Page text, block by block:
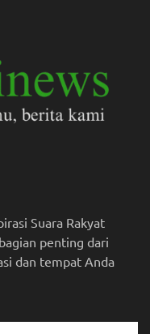
Suara Rakyat
penting dari
dan tempat Anda